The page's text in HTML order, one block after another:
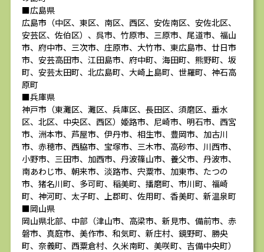
■広島県
広島市（中区、東区、南区、西区、安佐南区、安佐北区、
安芸区、佐伯区）、呉市、竹原市、三原市、尾道市、福山
市、府中市、三次市、庄原市、大竹市、東広島市、廿日市
市、安芸高田市、江田島市、府中町、海田町、熊野町、坂
町、安芸太田町、北広島町、大崎上島町、世羅町、神石高
原町
■兵庫県
神戸市（東灘区、灘区、兵庫区、長田区、須磨区、垂水
区、北区、中央区、西区）姫路市、尼崎市、明石市、西宮
市、洲本市、芦屋市、伊丹市、相生市、豊岡市、加古川
市、赤穂市、西脇市、宝塚市、三木市、高砂市、川西市、
小野市、三田市、加西市、丹波篠山市、養父市、丹波市、
南あわじ市、朝来市、淡路市、宍粟市、加東市、たつの
市、猪名川町、多可町、稲美町、播磨町、市川町、福崎
町、神河町、太子町、上郡町、佐用町、香美町、新温泉町
■岡山県
岡山県北部、中部（津山市、高梁市、新見市、備前市、赤
磐市、真庭市、美作市、和気町、新庄村、鏡野町、勝央
町、奈義町、西粟倉村、久米南町、美咲町、吉備中央町）